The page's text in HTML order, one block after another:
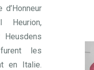
Heurion,
Heusdens
les
en Italie.